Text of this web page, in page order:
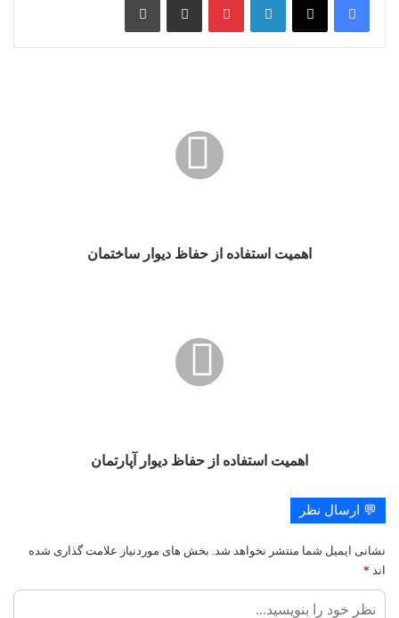
اهمیت استفاده از حفاظ دیوار ساختمان
اهمیت استفاده از حفاظ دیوار آپارتمان
💬 ارسال نظر
نشانی ایمیل شما منتشر نخواهد شد. بخش های موردنیاز علامت گذاری شده
اند *